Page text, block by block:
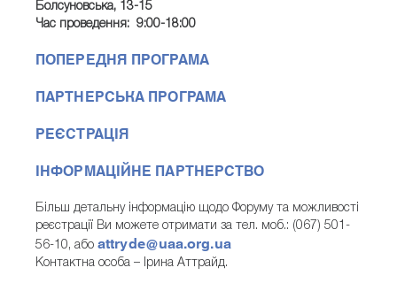
Болсуновська, 13-15
Час проведення: 9:00-18:00
ПОПЕРЕДНЯ ПРОГРАМА
ПАРТНЕРСЬКА ПРОГРАМА
РЕЄСТРАЦІЯ
ІНФОРМАЦІЙНЕ ПАРТНЕРСТВО
Більш детальну інформацію щодо Форуму та можливості
реєстрації Ви можете отримати за тел. моб.: (067) 501-
56-10, або attryde@uaa.org.ua
Контактна особа – Ірина Аттрайд.